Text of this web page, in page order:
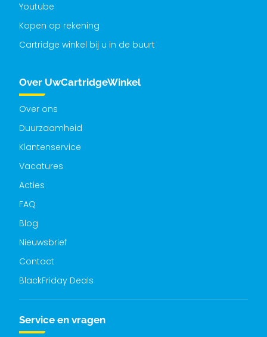
Youtube
Kopen op rekening
Cartridge winkel bij u in de buurt
Over UwCartridgeWinkel
Over ons
Duurzaamheid
Klantenservice
Vacatures
Acties
FAQ
Blog
Nieuwsbrief
Contact
BlackFriday Deals
Service en vragen